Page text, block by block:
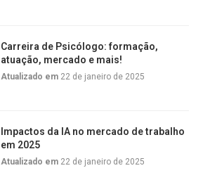
Carreira de Psicólogo: formação,
atuação, mercado e mais!
Atualizado em 22 de janeiro de 2025
Impactos da IA no mercado de trabalho
em 2025
Atualizado em 22 de janeiro de 2025